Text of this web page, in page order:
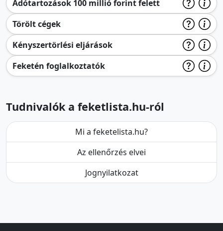
Adótartozások 100 millió forint felett
Törölt cégek
Kényszertörlési eljárások
Feketén foglalkoztatók
Tudnivalók a feketlista.hu-ról
Mi a feketelista.hu?
Az ellenőrzés elvei
Jognyilatkozat